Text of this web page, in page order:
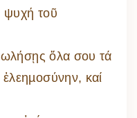
ψυχή τοῦ
ὅλα σου τά
καί